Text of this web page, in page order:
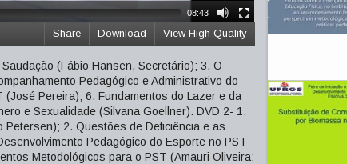
08:43
View High Quality
Download
Share
(Fábio Hansen, Secretário); 3. O
Pedagógico e Administrativo do
Pereira); 6. Fundamentos do Lazer e da
e Sexualidade (Silvana Goellner). DVD 2- 1.
Petersen); 2. Questões de Deficiência e as
Pedagógico do Esporte no PST
Metodológicos para o PST (Amauri Oliveira: